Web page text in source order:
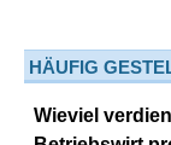
HÄUFIG
Wieviel